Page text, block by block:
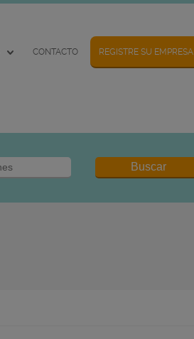
CONTACTO REGISTRE SU EMPRESA